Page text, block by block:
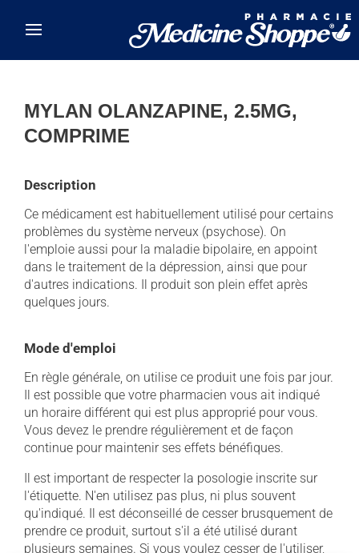
MYLAN OLANZAPINE, 2.5MG,
COMPRIME
Description
Ce médicament est habituellement utilisé pour certains
problèmes du système nerveux (psychose). On
l'emploie aussi pour la maladie bipolaire, en appoint
dans le traitement de la dépression, ainsi que pour
d'autres indications. Il produit son plein effet après
quelques jours.
Mode d'emploi
En règle générale, on utilise ce produit une fois par jour.
Il est possible que votre pharmacien vous ait indiqué
un horaire différent qui est plus approprié pour vous.
Vous devez le prendre régulièrement et de façon
continue pour maintenir ses effets bénéfiques.
Il est important de respecter la posologie inscrite sur
l'étiquette. N'en utilisez pas plus, ni plus souvent
qu'indiqué. Il est déconseillé de cesser brusquement de
prendre ce produit, surtout s'il a été utilisé durant
plusieurs semaines. Si vous voulez cesser de l'utiliser,